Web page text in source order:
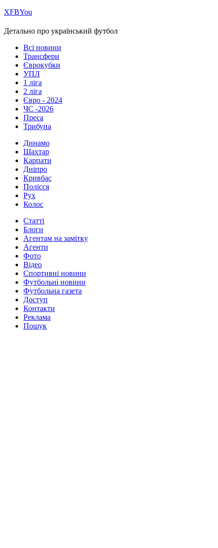
ХFBYou
Детально про український футбол
Всі новини
Трансфери
Єврокубки
УПЛ
1 ліга
2 ліга
Євро - 2024
ЧС -2026
Преса
Трибуна
Динамо
Шахтар
Карпати
Дніпро
Кривбас
Полісся
Рух
Колос
Статті
Блоги
Агентам на замітку
Агенти
Фото
Відео
Спортивні новини
Футбольні новини
Футбольна газета
Доступ
Контакти
Реклама
Пошук